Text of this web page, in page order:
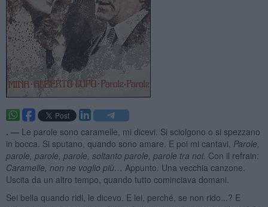
. — Le parole sono caramelle, mi dicevi. Si sciolgono o si spezzano
in bocca. Si sputano, quando sono amare. E poi mi cantavi, Parole,
parole, parole, parole, soltanto parole, parole tra noi. Con il refrain:
Caramelle, non ne voglio più… Appunto. Una vecchia canzone.
Uscita da un altro tempo, quando tutto cominciava domani.
Sei bella quando ridi, le dicevo. E lei, perché, se non rido...? E